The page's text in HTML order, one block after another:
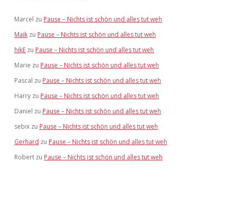
Marcel zu Pause – Nichts ist schön und alles tut weh
Maik zu Pause – Nichts ist schön und alles tut weh
hikE zu Pause – Nichts ist schön und alles tut weh
Marie zu Pause – Nichts ist schön und alles tut weh
Pascal zu Pause – Nichts ist schön und alles tut weh
Harry zu Pause – Nichts ist schön und alles tut weh
Daniel zu Pause – Nichts ist schön und alles tut weh
sebix zu Pause – Nichts ist schön und alles tut weh
Gerhard zu Pause – Nichts ist schön und alles tut weh
Robert zu Pause – Nichts ist schön und alles tut weh